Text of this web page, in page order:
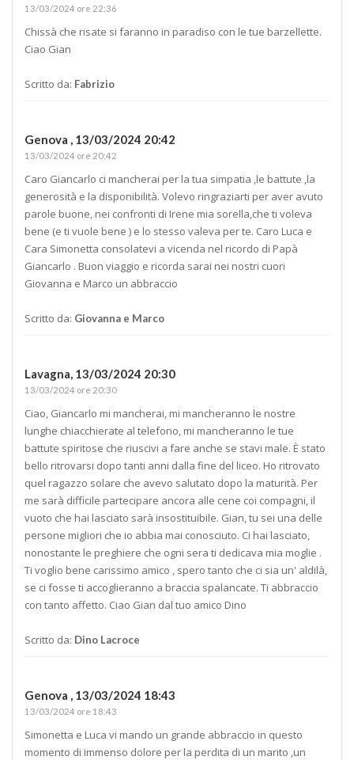
13/03/2024 ore 22:36
Chissà che risate si faranno in paradiso con le tue barzellette.
Ciao Gian
Scritto da: Fabrizio
Genova , 13/03/2024 20:42
13/03/2024 ore 20:42
Caro Giancarlo ci mancherai per la tua simpatia ,le battute ,la
generosità e la disponibilità. Volevo ringraziarti per aver avuto
parole buone, nei confronti di Irene mia sorella,che ti voleva
bene (e ti vuole bene ) e lo stesso valeva per te. Caro Luca e
Cara Simonetta consolatevi a vicenda nel ricordo di Papà
Giancarlo . Buon viaggio e ricorda sarai nei nostri cuori
Giovanna e Marco un abbraccio
Scritto da: Giovanna e Marco
Lavagna, 13/03/2024 20:30
13/03/2024 ore 20:30
Ciao, Giancarlo mi mancherai, mi mancheranno le nostre
lunghe chiacchierate al telefono, mi mancheranno le tue
battute spiritose che riuscivi a fare anche se stavi male. È stato
bello ritrovarsi dopo tanti anni dalla fine del liceo. Ho ritrovato
quel ragazzo solare che avevo salutato dopo la maturità. Per
me sarà difficile partecipare ancora alle cene coi compagni, il
vuoto che hai lasciato sarà insostituibile. Gian, tu sei una delle
persone migliori che io abbia mai conosciuto. Ci hai lasciato,
nonostante le preghiere che ogni sera ti dedicava mia moglie .
Ti voglio bene carissimo amico , spero tanto che ci sia un' aldilà,
se ci fosse ti accoglieranno a braccia spalancate. Ti abbraccio
con tanto affetto. Ciao Gian dal tuo amico Dino
Scritto da: Dino Lacroce
Genova , 13/03/2024 18:43
13/03/2024 ore 18:43
Simonetta e Luca vi mando un grande abbraccio in questo
momento di immenso dolore per la perdita di un marito ,un